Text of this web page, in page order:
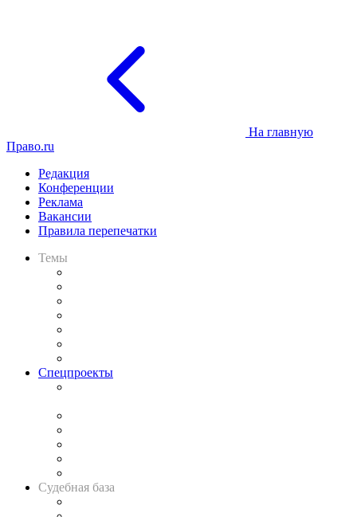
На главную
Право.ru
Редакция
Конференции
Реклама
Вакансии
Правила перепечатки
Темы
Спецпроекты
Судебная база